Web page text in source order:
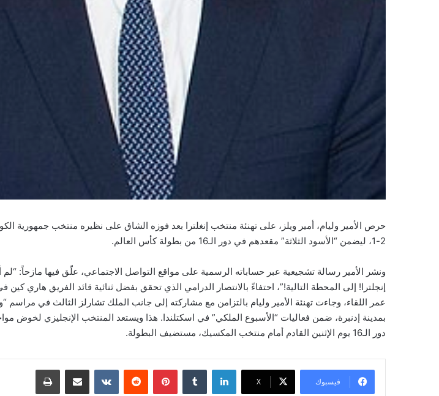
حرص الأمير وليام، أمير ويلز، على تهنئة منتخب إنغلترا بعد فوزه الشاق على نظيره منتخب جمهورية
2-1، ليضمن “الأسود الثلاثة” مقعدهم في دور الـ16 من بطولة كأس العالم.
ونشر الأمير رسالة تشجيعية عبر حساباته الرسمية على مواقع التواصل الاجتماعي، علّق فيها مازحاً:
إنجلترا! إلى المحطة التالية!”، احتفاءً بالانتصار الدرامي الذي تحقق بفضل ثنائية قائد الفريق هاري كين
عمر اللقاء، وجاءت تهنئة الأمير وليام بالتزامن مع مشاركته إلى جانب الملك تشارلز الثالث في مراسم
بمدينة إدنبرة، ضمن فعاليات “الأسبوع الملكي” في اسكتلندا. هذا ويستعد المنتخب الإنجليزي لخوض
دور الـ16 يوم الإثنين القادم أمام منتخب المكسيك، مستضيف البطولة.
فيسبوك ‫X
لينكدإن بينتيريست